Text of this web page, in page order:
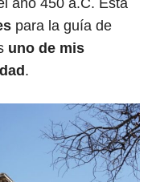
año 450 a.C. Está
para la guía de
uno de mis
.